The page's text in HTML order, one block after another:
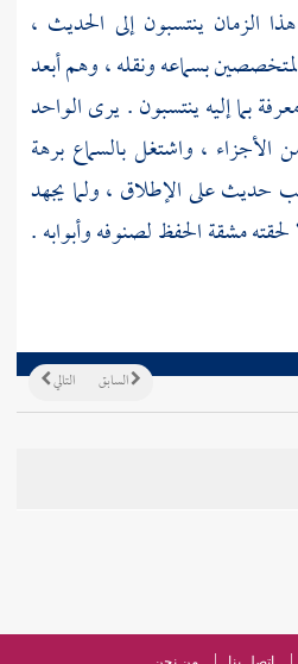
الزمان ينتسبون إلى الحديث ،
بسماعه ونقله ، وهم أبعد
بما إليه ينتسبون . يرى الواحد
الأجزاء ، واشتغل بالسماع برهة
حديث على الإطلاق ، ولما يجهد
مشقة الحفظ لصنوفه وأبوابه .
التالي السابق